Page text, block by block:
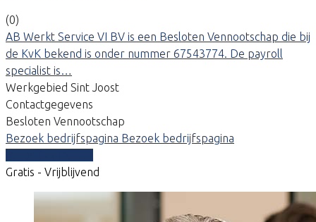
(0)
AB Werkt Service VI BV is een Besloten Vennootschap die bij
de KvK bekend is onder nummer 67543774. De payroll
specialist is…
Werkgebied Sint Joost
Contactgegevens
Besloten Vennootschap
Bezoek bedrijfspagina Bezoek bedrijfspagina
Gratis - Vrijblijvend